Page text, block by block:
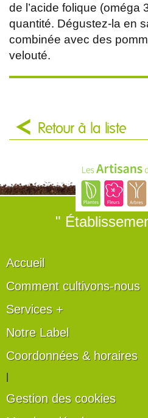
de l’acide folique (oméga
quantité. Dégustez-la en
combinée avec des
velouté.
Retour à la liste
"
Accueil
Comment cultivons-nous
Services +
Notre Label
Coordonnées & horaires
Gestion des cookies